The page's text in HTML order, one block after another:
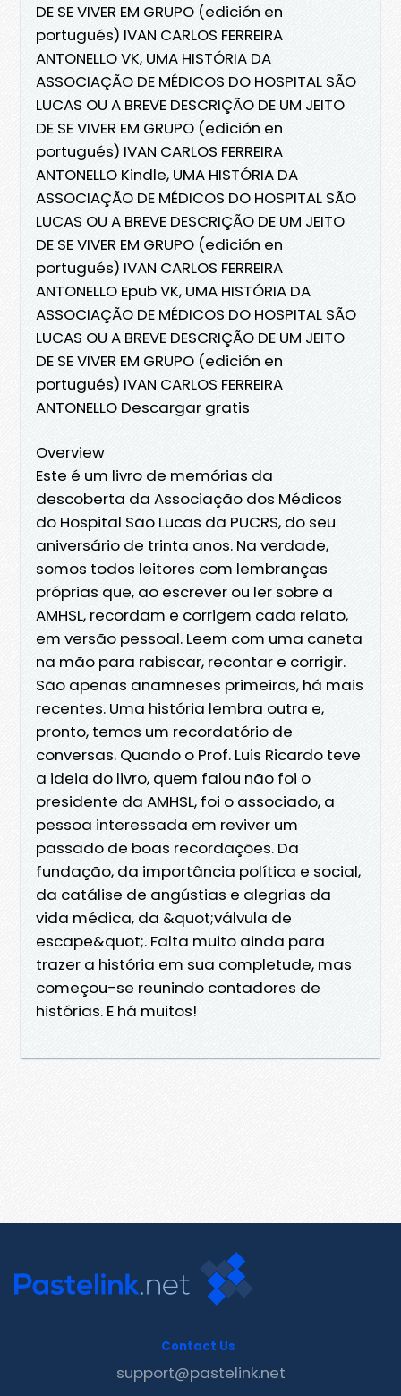
DE SE VIVER EM GRUPO (edición en
portugués) IVAN CARLOS FERREIRA
ANTONELLO VK, UMA HISTÓRIA DA
ASSOCIAÇÃO DE MÉDICOS DO HOSPITAL SÃO
LUCAS OU A BREVE DESCRIÇÃO DE UM JEITO
DE SE VIVER EM GRUPO (edición en
portugués) IVAN CARLOS FERREIRA
ANTONELLO Kindle, UMA HISTÓRIA DA
ASSOCIAÇÃO DE MÉDICOS DO HOSPITAL SÃO
LUCAS OU A BREVE DESCRIÇÃO DE UM JEITO
DE SE VIVER EM GRUPO (edición en
portugués) IVAN CARLOS FERREIRA
ANTONELLO Epub VK, UMA HISTÓRIA DA
ASSOCIAÇÃO DE MÉDICOS DO HOSPITAL SÃO
LUCAS OU A BREVE DESCRIÇÃO DE UM JEITO
DE SE VIVER EM GRUPO (edición en
portugués) IVAN CARLOS FERREIRA
ANTONELLO Descargar gratis
Overview
Este é um livro de memórias da
descoberta da Associação dos Médicos
do Hospital São Lucas da PUCRS, do seu
aniversário de trinta anos. Na verdade,
somos todos leitores com lembranças
próprias que, ao escrever ou ler sobre a
AMHSL, recordam e corrigem cada relato,
em versão pessoal. Leem com uma caneta
na mão para rabiscar, recontar e corrigir.
São apenas anamneses primeiras, há mais
recentes. Uma história lembra outra e,
pronto, temos um recordatório de
conversas. Quando o Prof. Luis Ricardo teve
a ideia do livro, quem falou não foi o
presidente da AMHSL, foi o associado, a
pessoa interessada em reviver um
passado de boas recordações. Da
fundação, da importância política e social,
da catálise de angústias e alegrias da
vida médica, da &quot;válvula de
escape&quot;. Falta muito ainda para
trazer a história em sua completude, mas
começou-se reunindo contadores de
histórias. E há muitos!
Contact Us
support@pastelink.net